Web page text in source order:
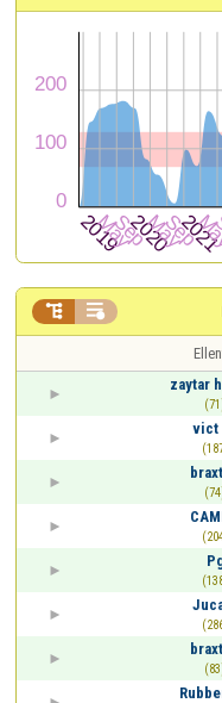
 
zaytar
vict